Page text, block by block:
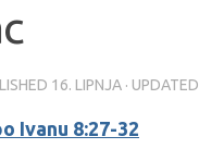
16. LIPNJA · UPDATED
Ivanu 8:27-32